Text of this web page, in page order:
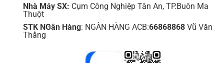
Nhà Máy SX: Cụm Công Nghiệp Tân An, TP.Buôn Ma
Thuột
STK NGân Hàng: NGÂN HÀNG ACB:66868868Vũ Văn
Thắng